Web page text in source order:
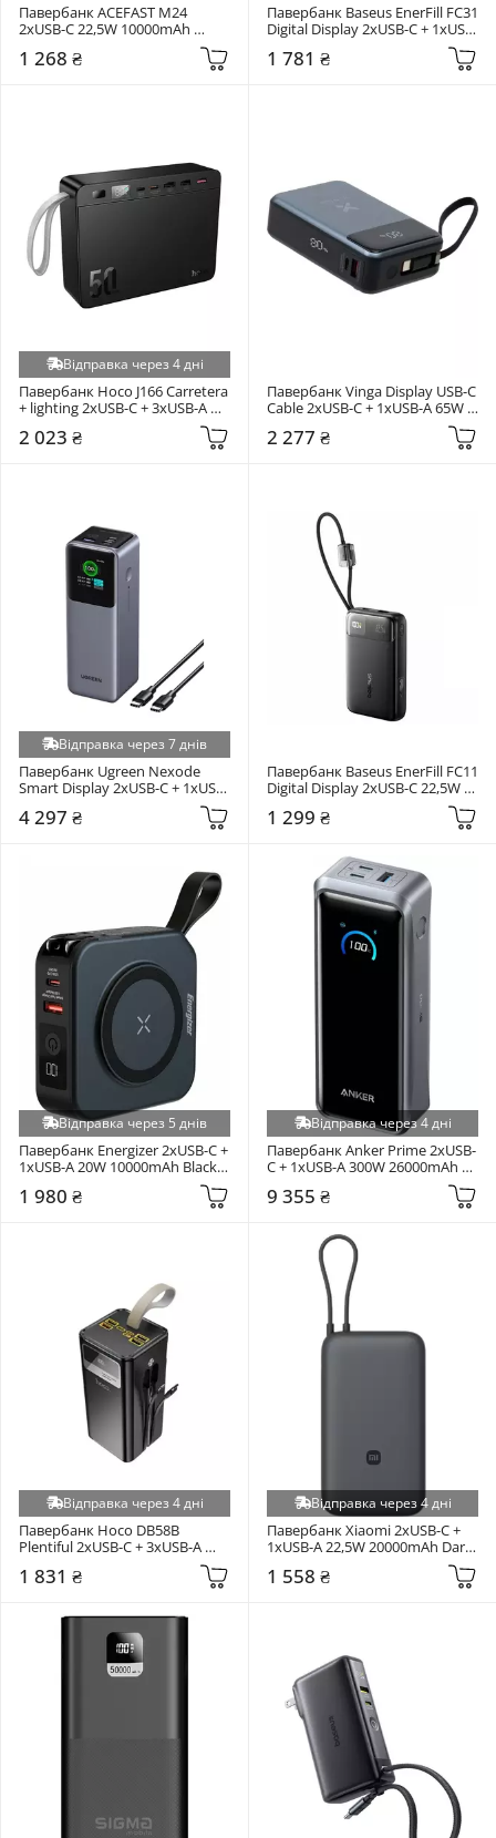
Павербанк ACEFAST M24
2xUSB-C 22,5W 10000mAh
Metal Gray (6974316284871)
1 268 ₴
Павербанк Baseus EnerFill FC31
Digital Display 2xUSB-C + 1xUSB-
A 22,5W 20000mAh Moon White
(P10082107213-00)
1 781 ₴
Відправка через 4 дні
Павербанк Hoco J166 Carretera
+ lighting 2xUSB-C + 3xUSB-A
2 023 ₴
Павербанк Vinga Display USB-C
Cable 2xUSB-C + 1xUSB-A 65W
20000mAh Gray (VPBB2065C)
2 277 ₴
Відправка через 7 днів
Павербанк Ugreen Nexode
Smart Display 2xUSB-C + 1xUSB-
A 200W 25000mAh Space Gray
(35525)
4 297 ₴
Павербанк Baseus EnerFill FC11
Digital Display 2xUSB-C 22,5W
(E0027S04)
1 299 ₴
Відправка через 5 днів
Павербанк Energizer 2xUSB-C +
1xUSB-A 20W 10000mAh Black
1 980 ₴
Відправка через 4 дні
Павербанк Anker Prime 2xUSB-
C + 1xUSB-A 300W 26000mAh
9 355 ₴
Відправка через 4 дні
Павербанк Hoco DB58B
Plentiful 2xUSB-C + 3xUSB-A
1 831 ₴
Відправка через 4 дні
Павербанк Xiaomi 2xUSB-C +
1xUSB-A 22,5W 20000mAh Dark
1 558 ₴